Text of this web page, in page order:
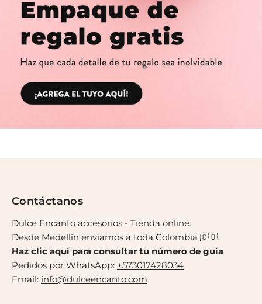
Contáctanos
Dulce Encanto accesorios - Tienda online.
Desde Medellín enviamos a toda Colombia 🇨🇴
Haz clic aquí para consultar tu número de guía
Pedidos por WhatsApp: +573017428034
Email: info@dulceencanto.com